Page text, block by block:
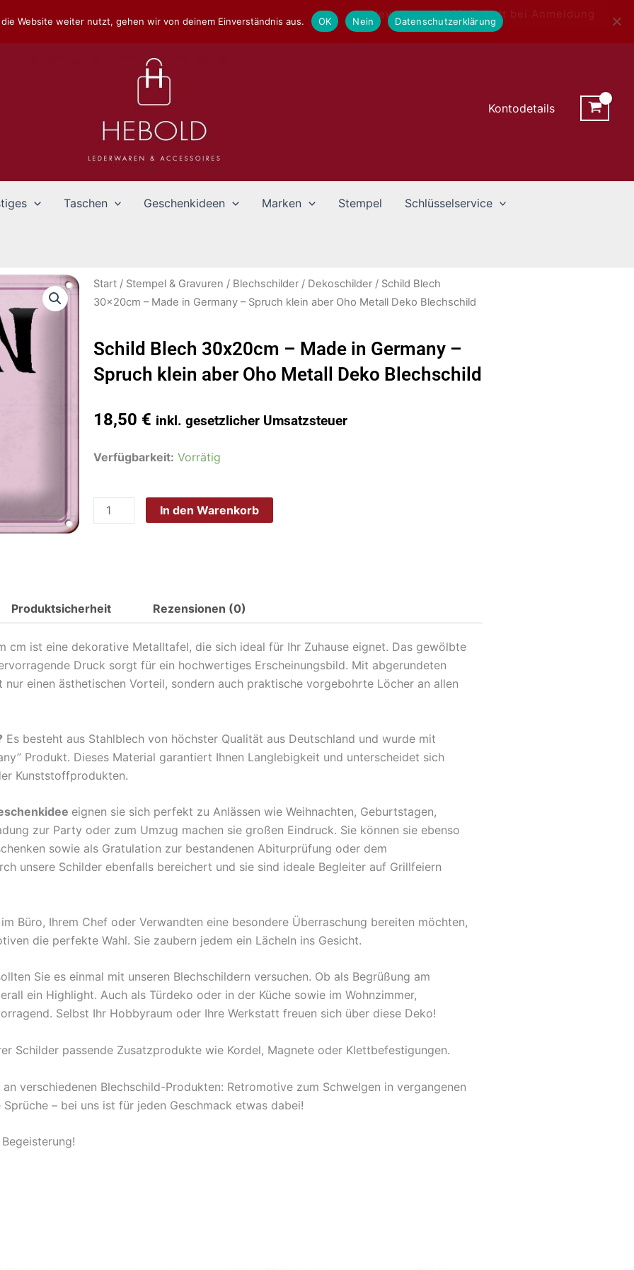
Newsletter - 10% Rabatt bei Anmeldung
Kontodetails
Taschen Geschenkideen Marken Stempel Schlüsselservice
Start / Stempel & Gravuren / Blechschilder / Dekoschilder / Schild Blech
30x20cm – Made in Germany – Spruch klein aber Oho Metall Deko Blechschild
Schild Blech 30x20cm – Made in Germany –
Spruch klein aber Oho Metall Deko Blechschild
18,50 € inkl. gesetzlicher Umsatzsteuer
Verfügbarkeit: Vorrätig
Schild
Spruch
klein
aber
Oho
Metall
Menge
In den Warenkorb
Produktsicherheit Rezensionen (0)
ist eine dekorative Metalltafel, die sich ideal für Ihr Zuhause eignet. Das gewölbte
Druck sorgt für ein hochwertiges Erscheinungsbild. Mit abgerundeten
einen ästhetischen Vorteil, sondern auch praktische vorgebohrte Löcher an allen
Es besteht aus Stahlblech von höchster Qualität aus Deutschland und wurde mit
Produkt. Dieses Material garantiert Ihnen Langlebigkeit und unterscheidet sich
Kunststoffprodukten.
eignen sie sich perfekt zu Anlässen wie Weihnachten, Geburtstagen,
zur Party oder zum Umzug machen sie großen Eindruck. Sie können sie ebenso
sowie als Gratulation zur bestandenen Abiturprüfung oder dem
unsere Schilder ebenfalls bereichert und sie sind ideale Begleiter auf Grillfeiern
Büro, Ihrem Chef oder Verwandten eine besondere Überraschung bereiten möchten,
die perfekte Wahl. Sie zaubern jedem ein Lächeln ins Gesicht.
Sie es einmal mit unseren Blechschildern versuchen. Ob als Begrüßung am
ein Highlight. Auch als Türdeko oder in der Küche sowie im Wohnzimmer,
Selbst Ihr Hobbyraum oder Ihre Werkstatt freuen sich über diese Deko!
Schilder passende Zusatzprodukte wie Kordel, Magnete oder Klettbefestigungen.
verschiedenen Blechschild-Produkten: Retromotive zum Schwelgen in vergangenen
– bei uns ist für jeden Geschmack etwas dabei!
die Website weiter nutzt, gehen wir von deinem Einverständnis aus. OK Nein Datenschutzerklärung